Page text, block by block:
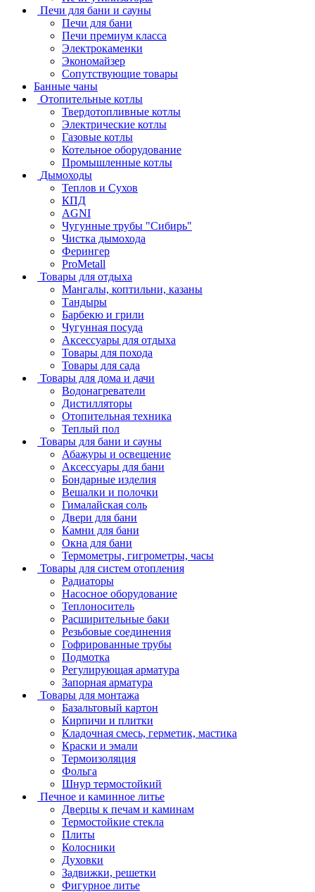
Печи для бани и сауны
Печи для бани
Печи премиум класса
Электрокаменки
Экономайзер
Сопутствующие товары
Банные чаны
Отопительные котлы
Твердотопливные котлы
Электрические котлы
Газовые котлы
Котельное оборудование
Промышленные котлы
Дымоходы
Теплов и Сухов
КПД
AGNI
Чугунные трубы "Сибирь"
Чистка дымохода
Ферингер
ProMetall
Товары для отдыха
Мангалы, коптильни, казаны
Тандыры
Барбекю и грили
Чугунная посуда
Аксессуары для отдыха
Товары для похода
Товары для сада
Товары для дома и дачи
Водонагреватели
Дистилляторы
Отопительная техника
Теплый пол
Товары для бани и сауны
Абажуры и освещение
Аксессуары для бани
Бондарные изделия
Вешалки и полочки
Гималайская соль
Двери для бани
Камни для бани
Окна для бани
Термометры, гигрометры, часы
Товары для систем отопления
Радиаторы
Насосное оборудование
Теплоноситель
Расширительные баки
Резьбовые соединения
Гофрированные трубы
Подмотка
Регулирующая арматура
Запорная арматура
Товары для монтажа
Базальтовый картон
Кирпичи и плитки
Кладочная смесь, герметик, мастика
Краски и эмали
Термоизоляция
Фольга
Шнур термостойкий
Печное и каминное литье
Дверцы к печам и каминам
Термостойкие стекла
Плиты
Колосники
Духовки
Задвижки, решетки
Фигурное литье